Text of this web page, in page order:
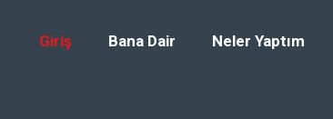
Giriş Bana Dair Neler Yaptım